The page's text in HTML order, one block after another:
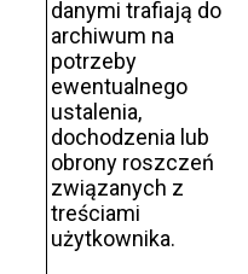
danymi trafiają do
archiwum na
potrzeby
ewentualnego
ustalenia,
dochodzenia lub
obrony roszczeń
związanych z
treściami
użytkownika.